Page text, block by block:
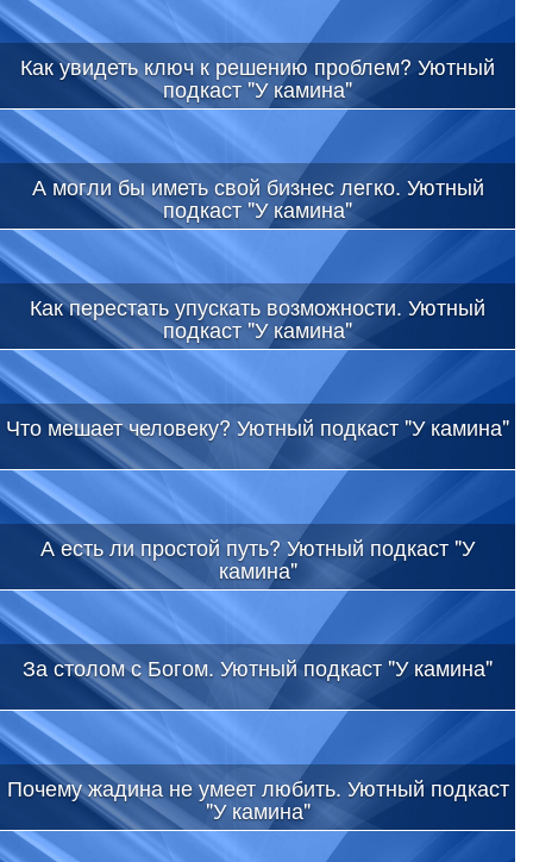
Как увидеть ключ к решению проблем? Уютный
подкаст "У камина"
А могли бы иметь свой бизнес легко. Уютный
подкаст "У камина"
Как перестать упускать возможности. Уютный
подкаст "У камина"
Что мешает человеку? Уютный подкаст "У камина"
А есть ли простой путь? Уютный подкаст "У
камина"
За столом с Богом. Уютный подкаст "У камина"
Почему жадина не умеет любить. Уютный подкаст
"У камина"